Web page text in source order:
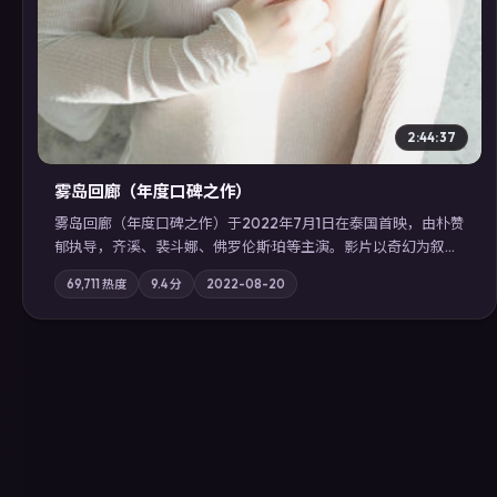
2:44:37
雾岛回廊（年度口碑之作）
雾岛回廊（年度口碑之作）于2022年7月1日在泰国首映，由朴赞
郁执导，齐溪、裴斗娜、佛罗伦斯·珀等主演。影片以奇幻为叙事
主轴，边境小镇的平静被一封匿名信彻底打破；摄影与配乐强化
地域气质；站内亦可通过「国产免费观看高清电视剧在线看」延
展检索同类型高分佳作，畅享高清在线追剧体验。
69,711 热度 9.4分 2022-08-20